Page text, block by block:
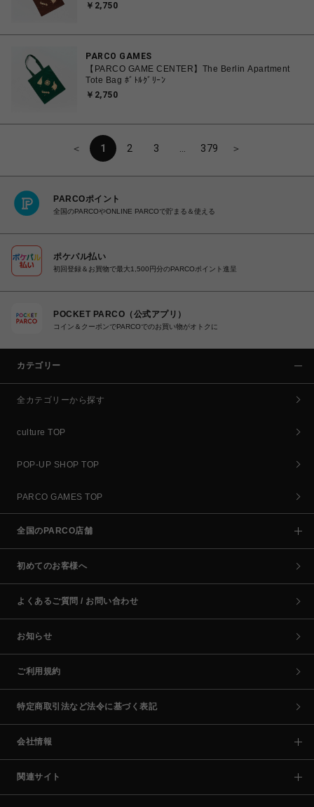
￥2,750
PARCO GAMES
【PARCO GAME CENTER】The Berlin Apartment
Tote Bag ﾎﾞﾄﾙｸﾞﾘｰﾝ
￥2,750
＜ 1 2 3 379 ＞
PARCOポイント
全国のPARCOやONLINE PARCOで貯まる＆使える
ポケパル払い
初回登録＆お買物で最大1,500円分のPARCOポイント進呈
POCKET PARCO（公式アプリ）
コイン＆クーポンでPARCOでのお買い物がオトクに
カテゴリー
全カテゴリーから探す
culture TOP
POP-UP SHOP TOP
PARCO GAMES TOP
全国のPARCO店舗
初めてのお客様へ
よくあるご質問 / お問い合わせ
お知らせ
ご利用規約
特定商取引法など法令に基づく表記
会社情報
関連サイト